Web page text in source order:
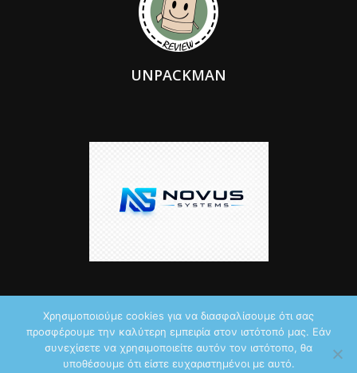
UNPACKMAN
© 2026 by iTechNews.gr
Χρησιμοποιούμε cookies για να διασφαλίσουμε ότι σας
προσφέρουμε την καλύτερη εμπειρία στον ιστότοπό μας. Εάν
συνεχίσετε να χρησιμοποιείτε αυτόν τον ιστότοπο, θα
υποθέσουμε ότι είστε ευχαριστημένοι με αυτό.